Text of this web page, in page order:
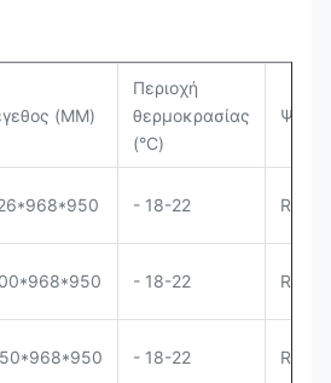
(MM)
Περιοχή
θερμοκρασίας
(°C)
- 18-22 R290
- 18-22 R290
- 18-22 R290